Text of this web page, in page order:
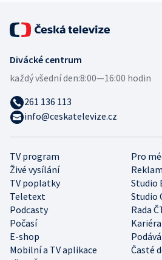
TV program
Pro
Živé vysílání
TV poplatky
Studio
Teletext
Studio
Podcasty
Rada
Počasí
Kariéra
E-shop
Mobilní a TV aplikace
Časté
Divácké centrum
každý všední den:8:00—16:00 hodin
261 136 113
info@ceskatelevize.cz